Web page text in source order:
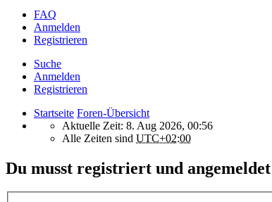
FAQ
Anmelden
Registrieren
Suche
Anmelden
Registrieren
Startseite Foren-Übersicht
Aktuelle Zeit: 8. Aug 2026, 00:56
Alle Zeiten sind UTC+02:00
Du musst registriert und